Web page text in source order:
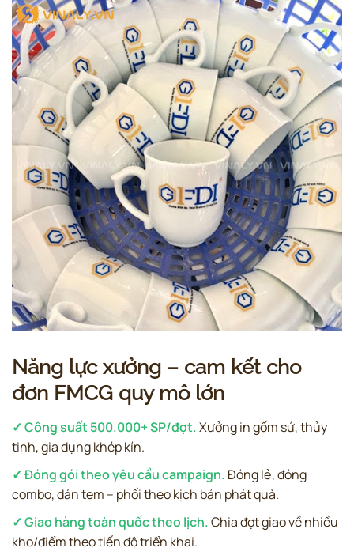
Năng lực xưởng – cam kết cho
đơn FMCG quy mô lớn
✓ Công suất 500.000+ SP/đợt.Xưởng in gốm sứ, thủy
tinh, gia dụng khép kín.
✓ Đóng gói theo yêu cầu campaign.Đóng lẻ, đóng
combo, dán tem – phối theo kịch bản phát quà.
✓ Giao hàng toàn quốc theo lịch.Chia đợt giao về nhiều
kho/điểm theo tiến độ triển khai.